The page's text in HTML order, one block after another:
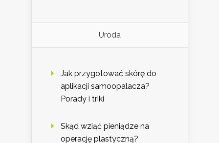
Uroda
Jak przygotować skórę do
aplikacji samoopalacza?
Porady i triki
Skąd wziąć pieniądze na
operację plastyczną?